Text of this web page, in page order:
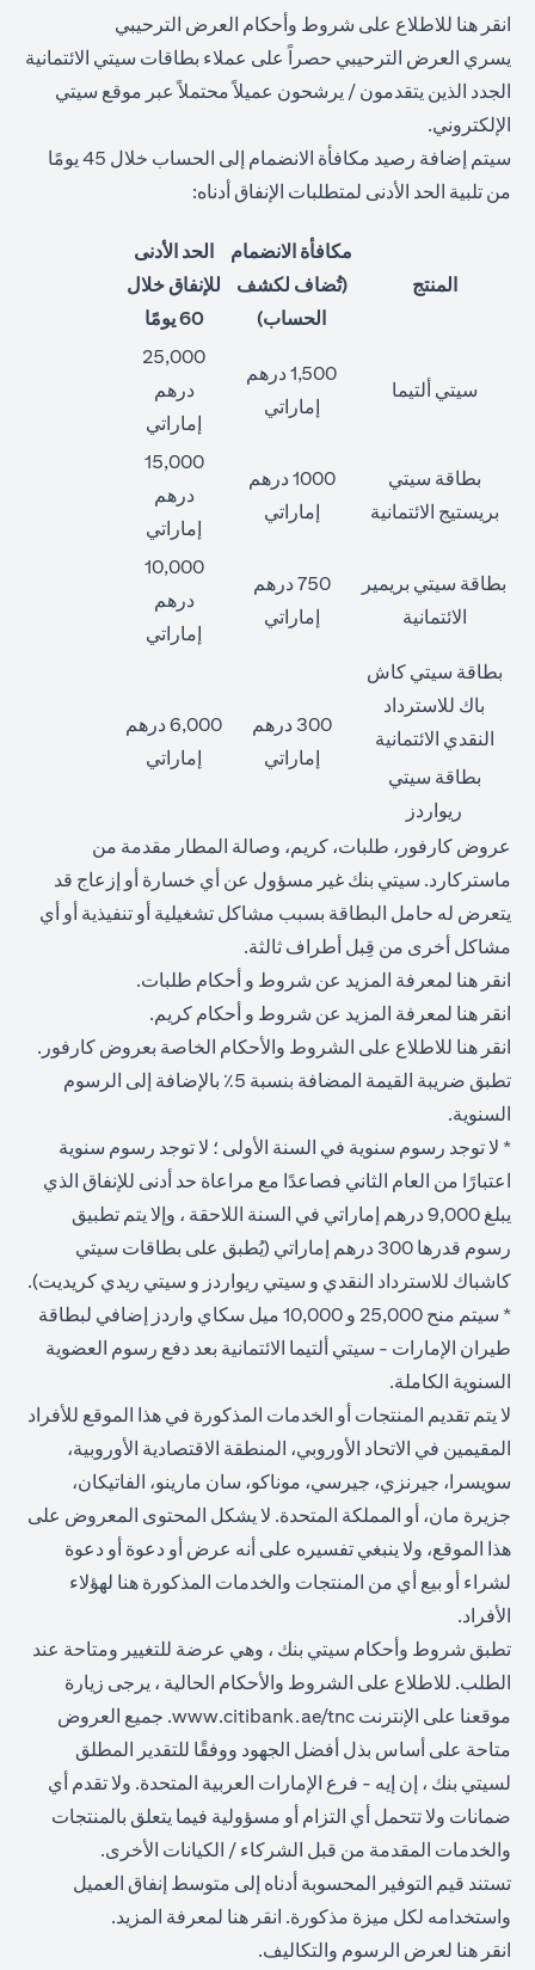
انقر هنا opens in a new tab
للاطلاع على شروط وأحكام العرض الترحيبي
يسري العرض الترحيبي حصراً على عملاء بطاقات سيتي الائتمانية
الجدد الذين يتقدمون / يرشحون عميلاً محتملاً عبر موقع سيتي
الإلكتروني.
سيتم إضافة رصيد مكافأة الانضمام إلى الحساب خلال 45 يومًا
من تلبية الحد الأدنى لمتطلبات الإنفاق أدناه:
المنتج
مكافأة الانضمام
(تُضاف لكشف
الحساب)
الحد الأدنى
للإنفاق خلال
60 يومًا
سيتي ألتيما
1,500 درهم
إماراتي
25,000
درهم
إماراتي
بطاقة سيتي
بريستيج الائتمانية
1000 درهم
إماراتي
15,000
درهم
إماراتي
بطاقة سيتي بريمير
الائتمانية
750 درهم
إماراتي
10,000
درهم
إماراتي
بطاقة سيتي كاش
باك للاسترداد
النقدي الائتمانية
300 درهم
إماراتي
6,000 درهم
إماراتي
بطاقة سيتي
ريواردز
عروض كارفور، طلبات، كريم، وصالة المطار مقدمة من
ماستركارد. سيتي بنك غير مسؤول عن أي خسارة أو إزعاج قد
يتعرض له حامل البطاقة بسبب مشاكل تشغيلية أو تنفيذية أو أي
مشاكل أخرى من قِبل أطراف ثالثة.
انقر هنا opens in a new tab
لمعرفة المزيد عن شروط و أحكام طلبات.
انقر هنا opens in a new tab
لمعرفة المزيد عن شروط و أحكام كريم.
انقر هنا opens in a new tab
للاطلاع على الشروط والأحكام الخاصة بعروض كارفور.
تطبق ضريبة القيمة المضافة بنسبة 5٪ بالإضافة إلى الرسوم
السنوية.
* لا توجد رسوم سنوية في السنة الأولى ؛ لا توجد رسوم سنوية
اعتبارًا من العام الثاني فصاعدًا مع مراعاة حد أدنى للإنفاق الذي
يبلغ 9,000 درهم إماراتي في السنة اللاحقة ، وإلا يتم تطبيق
رسوم قدرها 300 درهم إماراتي (يُطبق على بطاقات سيتي
كاشباك للاسترداد النقدي و سيتي ريواردز و سيتي ريدي كريديت).
* سيتم منح 25,000 و 10,000 ميل سكاي واردز إضافي لبطاقة
طيران الإمارات - سيتي ألتيما الائتمانية بعد دفع رسوم العضوية
السنوية الكاملة.
لا يتم تقديم المنتجات أو الخدمات المذكورة في هذا الموقع للأفراد
المقيمين في الاتحاد الأوروبي، المنطقة الاقتصادية الأوروبية،
سويسرا، جيرنزي، جيرسي، موناكو، سان مارينو، الفاتيكان،
جزيرة مان، أو المملكة المتحدة. لا يشكل المحتوى المعروض على
هذا الموقع، ولا ينبغي تفسيره على أنه عرض أو دعوة أو دعوة
لشراء أو بيع أي من المنتجات والخدمات المذكورة هنا لهؤلاء
الأفراد.
تطبق شروط وأحكام سيتي بنك ، وهي عرضة للتغيير ومتاحة عند
الطلب. للاطلاع على الشروط والأحكام الحالية ، يرجى زيارة
موقعنا على الإنترنت www.citibank.ae/tnc
opens in a new tab
. جميع العروض
متاحة على أساس بذل أفضل الجهود ووفقًا للتقدير المطلق
لسيتي بنك ، إن إيه - فرع الإمارات العربية المتحدة. ولا تقدم أي
ضمانات ولا تتحمل أي التزام أو مسؤولية فيما يتعلق بالمنتجات
والخدمات المقدمة من قبل الشركاء / الكيانات الأخرى.
تستند قيم التوفير المحسوبة أدناه إلى متوسط إنفاق العميل
واستخدامه لكل ميزة مذكورة. انقر هنا opens in a new tab
لمعرفة المزيد.
انقر هنا opens in a new tab
لعرض الرسوم والتكاليف.